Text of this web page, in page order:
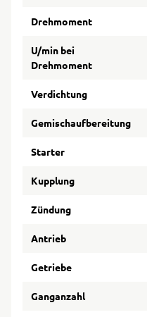
Drehmoment
U/min bei
Drehmoment
Verdichtung
Gemischaufbereitung
Starter
Kupplung
Zündung
Antrieb
Getriebe
Ganganzahl